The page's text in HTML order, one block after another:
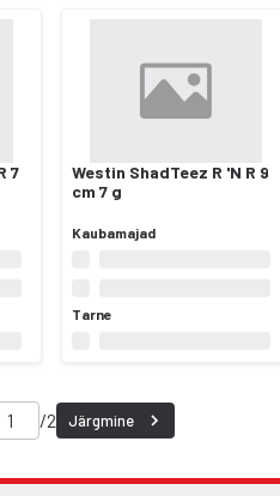
7
Westin ShadTeez R 'N R 9
cm 7 g
Kaubamajad
Tarne
/2 Järgmine